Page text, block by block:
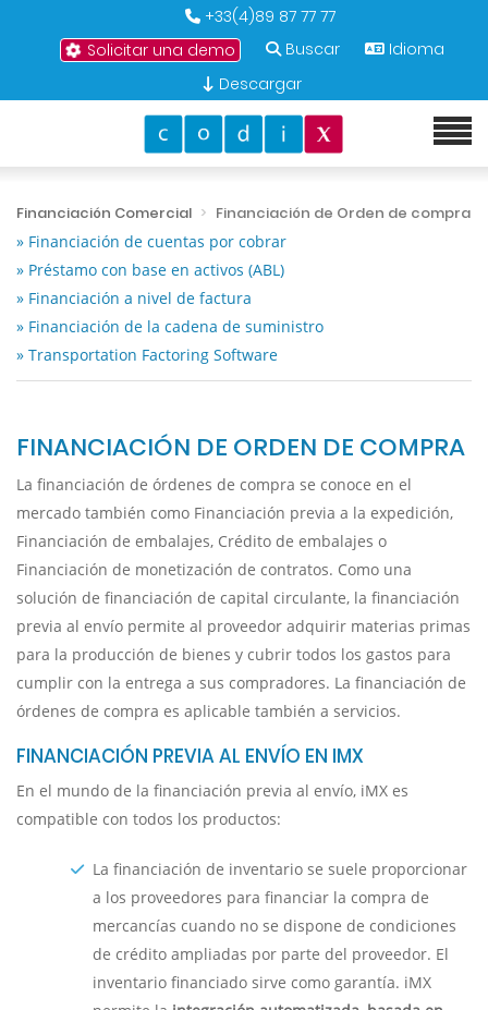
+33(4)89 87 77 77
Solicitar una demo
Buscar
Idioma
Descargar
Financiación Comercial
Financiación de Orden de compra
» Financiación de cuentas por cobrar
» Préstamo con base en activos (ABL)
» Financiación a nivel de factura
» Financiación de la cadena de suministro
» Transportation Factoring Software
FINANCIACIÓN DE ORDEN DE COMPRA
La financiación de órdenes de compra se conoce en el
mercado también como Financiación previa a la expedición,
Financiación de embalajes, Crédito de embalajes o
Financiación de monetización de contratos. Como una
solución de financiación de capital circulante, la financiación
previa al envío permite al proveedor adquirir materias primas
para la producción de bienes y cubrir todos los gastos para
cumplir con la entrega a sus compradores. La financiación de
órdenes de compra es aplicable también a servicios.
FINANCIACIÓN PREVIA AL ENVÍO EN IMX
En el mundo de la financiación previa al envío, iMX es
compatible con todos los productos:
La financiación de inventario se suele proporcionar
a los proveedores para financiar la compra de
mercancías cuando no se dispone de condiciones
de crédito ampliadas por parte del proveedor. El
inventario financiado sirve como garantía. iMX